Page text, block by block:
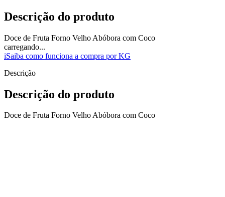
Descrição do produto
Doce de Fruta Forno Velho Abóbora com Coco
carregando...
iSaiba como funciona a compra por KG
Descrição
Descrição do produto
Doce de Fruta Forno Velho Abóbora com Coco